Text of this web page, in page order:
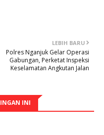
LEBIH BARU
Polres Nganjuk Gelar Operasi
Gabungan, Perketat Inspeksi
Keselamatan Angkutan Jalan
INI